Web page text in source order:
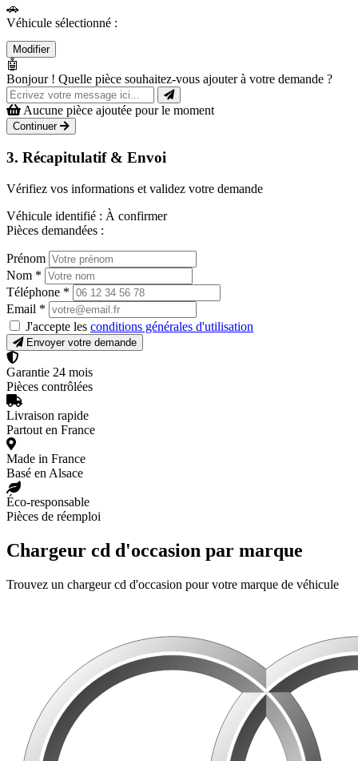
🚗
Véhicule sélectionné :
Modifier
🤖
Bonjour ! Quelle pièce souhaitez-vous ajouter à votre demande ?
Aucune pièce ajoutée pour le moment
Continuer
3. Récapitulatif & Envoi
Vérifiez vos informations et validez votre demande
Véhicule identifié : À confirmer
Pièces demandées :
Prénom
Nom *
Téléphone *
Email *
J'accepte les conditions générales d'utilisation
Envoyer votre demande
Garantie 24 mois
Pièces contrôlées
Livraison rapide
Partout en France
Made in France
Basé en Alsace
Éco-responsable
Pièces de réemploi
Chargeur cd d'occasion par marque
Trouvez un chargeur cd d'occasion pour votre marque de véhicule